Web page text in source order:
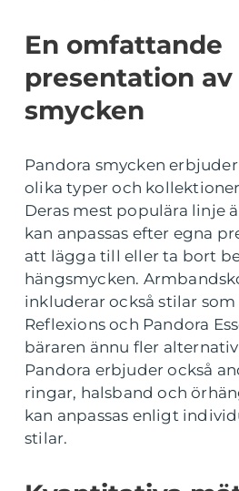
En omfattande
presentation av
smycken
Pandora smycken
olika typer och
Deras mest populära linje
kan anpassas efter egna
att lägga till eller ta bort
hängsmycken.
inkluderar också stilar som
Reflexions och Pandora
bäraren ännu fler
Pandora erbjuder också
ringar, halsband och
kan anpassas enligt
stilar.